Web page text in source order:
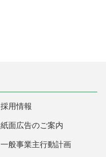
採用情報
紙面広告のご案内
一般事業主行動計画